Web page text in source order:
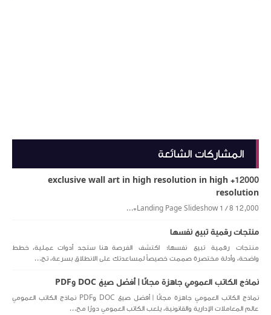
المشاركات الشائعة
12000+ exclusive wall art in high resolution in high
resolution
Landing Page Slideshow 1 / 8 12,000+...
منتجات رقمية تبيع نفسها
منتجات رقمية تبيع نفسها: اكتشف الفرصة هنا ستجد أدوات عملية، خطط
واضحة، وأدلة مختصرة صممت خصيصاً لمساعدتك على الانطلاق بسرعة، تج...
نماذج الكاتب العمومي جاهزة مجانًا | أفضل صيغ DOC وPDF
نماذج الكاتب العمومي جاهزة مجانًا | أفضل صيغ DOC وPDF نماذج الكاتب العمومي
عالم المعاملات الإدارية والقانونية، يلعب الكاتب العمومي دورًا مح...